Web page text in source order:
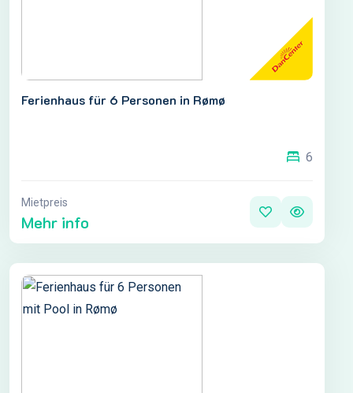
Ferienhaus für 6 Personen in Rømø
6
Mietpreis
Mehr info